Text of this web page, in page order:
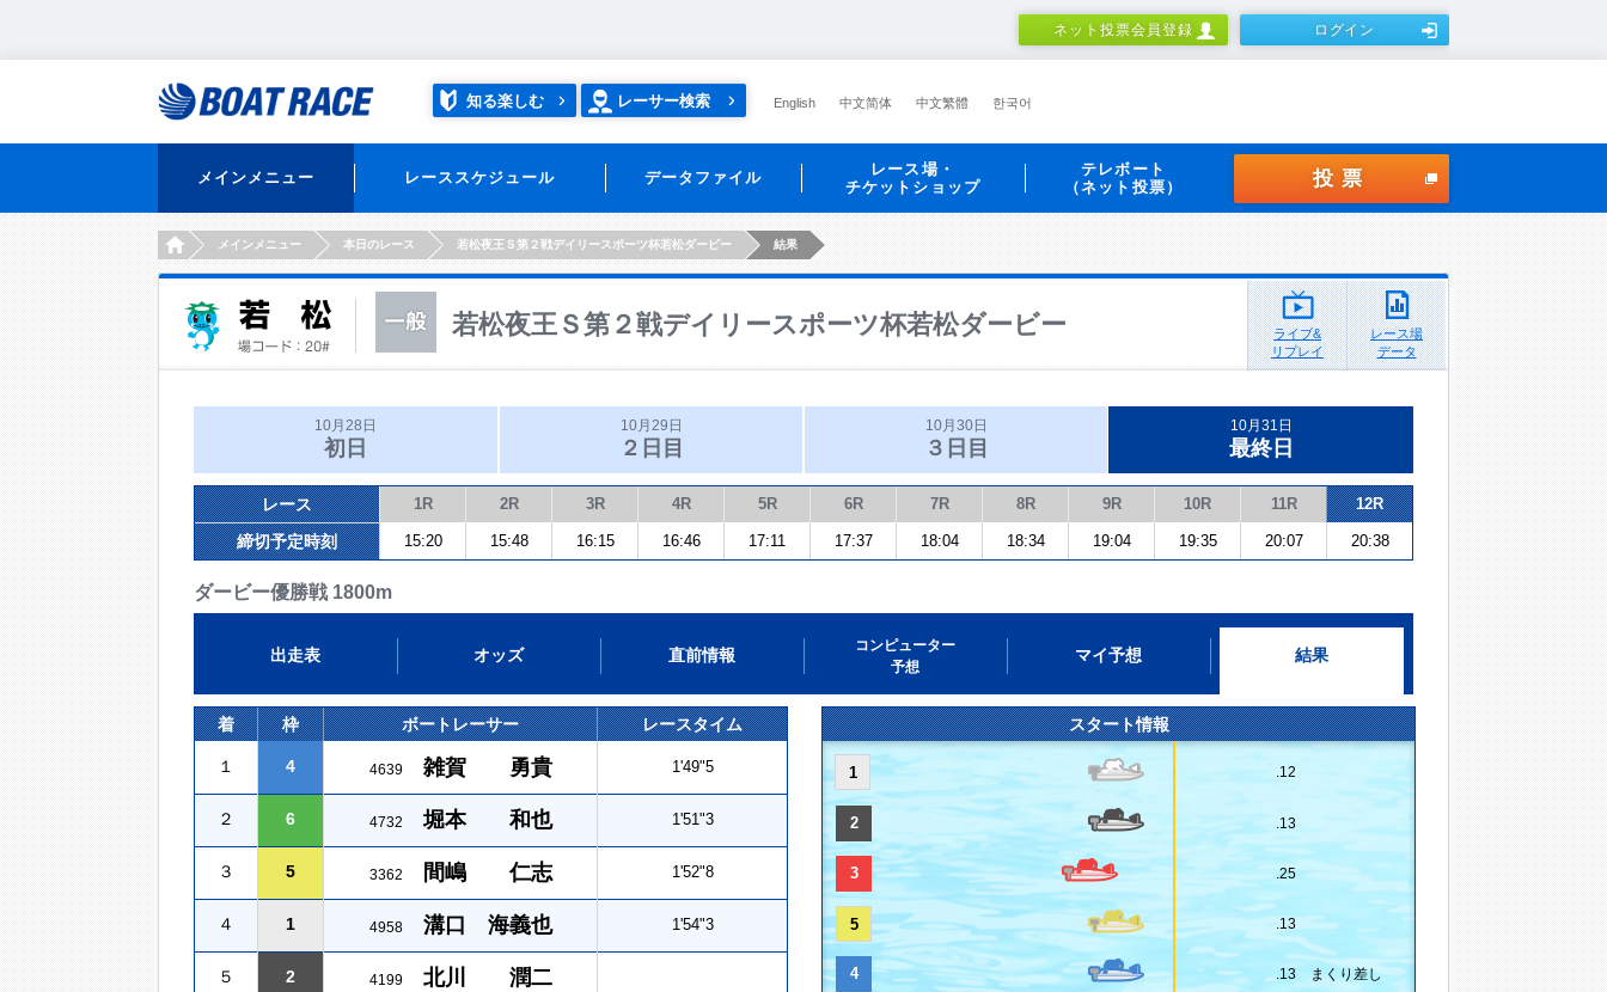
ネット投票会員登録 ログイン
知る楽しむ レーサー検索 English 中文简体 中文繁體 한국어
メインメニュー レーススケジュール データファイル
レース場・
チケットショップ
テレボート
（ネット投票）
投票
HOMEメインメニュー 本日のレース 若松夜王Ｓ第２戦デイリースポーツ杯若松ダービー 結果
若松夜王Ｓ第２戦デイリースポーツ杯若松ダービー
ライブ&
リプレイ
レース場
データ
10月28日
初日
10月29日
２日目
10月30日
３日目
10月31日
最終日
レース 1R 2R 3R 4R 5R 6R 7R 8R 9R 10R 11R 12R
締切予定時刻 15:20 15:48 16:15 16:46 17:11 17:37 18:04 18:34 19:04 19:35 20:07 20:38
ダービー優勝戦 1800m
出走表 オッズ 直前情報
コンピューター
予想
マイ予想 結果
着 枠 ボートレーサー レースタイム
１ 4 4639 雑賀 勇貴 1'49"5
２ 6 4732 堀本 和也 1'51"3
３ 5 3362 間嶋 仁志 1'52"8
４ 1 4958 溝口 海義也 1'54"3
５ 2 4199 北川 潤二
スタート情報
1 .12
2 .13
3 .25
5 .13
4 .13 まくり差し